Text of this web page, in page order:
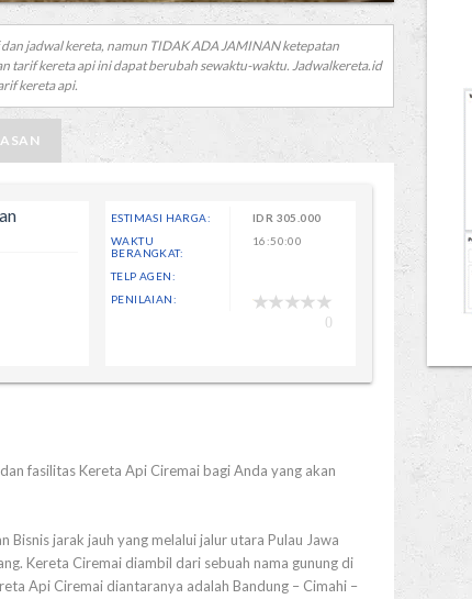
jadwal kereta, namun TIDAK ADA JAMINAN ketepatan
kereta api ini dapat berubah sewaktu-waktu. Jadwalkereta.id
kereta api.
ESTIMASI HARGA: IDR 305.000
WAKTU
BERANGKAT:
16:50:00
TELP AGEN:
PENILAIAN:
0
fasilitas Kereta Api Ciremai bagi Anda yang akan
jarak jauh yang melalui jalur utara Pulau Jawa
Kereta Ciremai diambil dari sebuah nama gunung di
Api Ciremai diantaranya adalah Bandung – Cimahi –